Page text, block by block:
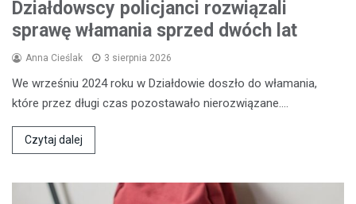
Działdowscy policjanci rozwiązali
sprawę włamania sprzed dwóch lat
Anna Cieślak 3 sierpnia 2026
We wrześniu 2024 roku w Działdowie doszło do włamania,
które przez długi czas pozostawało nierozwiązane.…
Czytaj dalej